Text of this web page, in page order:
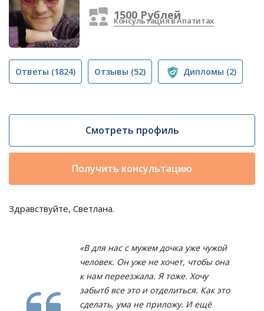
1500 Рублей
Консультация в Апатитах
Ответы (1824) Отзывы (52) Дипломы (2)
Смотреть профиль
Получить консультацию
Здравствуйте, Светлана.
«В для нас с мужем дочка уже чужой
человек. Он уже не хочет, чтобы она
к нам переезжала. Я тоже. Хочу
забытб все это и отделиться. Как это
сделать, ума не приложу. И ещё